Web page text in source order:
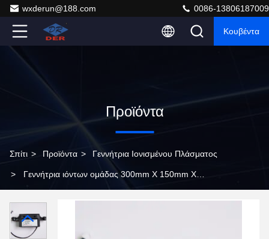
wxderun@188.com 0086-13806187009
Κουβέντα
Προϊόντα
Σπίτι > Προϊόντα > Γεννήτρια Ιονισμένου Πλάσματος
> Γεννήτρια ιόντων ομάδας 300mm X 150mm X